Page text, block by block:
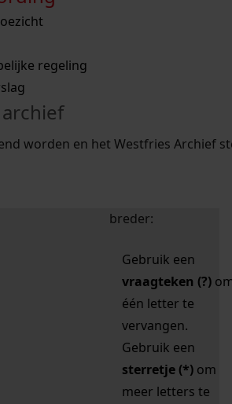
weg met een aantal zoektips.
weg met een aantal zoektips.
regeling
worden en het Westfries Archief
zoektips
uw zoekopdracht te
breder:
Gebruik een
vraagteken (?)
één letter te
vervangen.
Gebruik een
sterretje (*) om
meer letters te